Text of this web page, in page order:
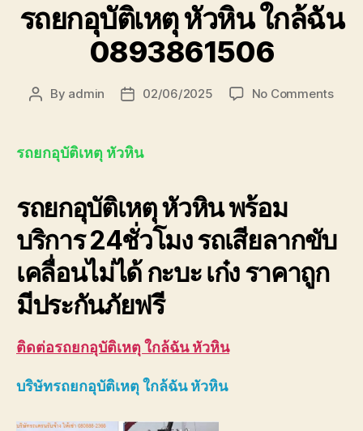
รถยกอุบัติเหตุ หัวหิน ใกล้ฉัน
0893861506
Post
By admin
Post02/06/2025 No Commentson
รถยกอุบัติเหตุ หัวหิน
รถยกอุบัติเหตุ หัวหิน พร้อม
บริการ 24ชั่วโมง รถเสียลากขับ
เคลื่อนไม่ได้ กะบะ เก๋ง ราคาถูก
มีประกันภัยฟรี
ติดต่อรถยกอุบัติเหตุ ใกล้ฉัน หัวหิน
บริษัทรถยกอุบัติเหตุ ใกล้ฉัน หัวหิน